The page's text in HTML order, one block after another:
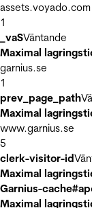
assets.voyado.com
1
_vaSVäntande
Maximal
garnius.se
1
prev_page_path
Maximal
www.garnius.se
5
clerk-visitor-id
Maximal
Garnius-
Maximal